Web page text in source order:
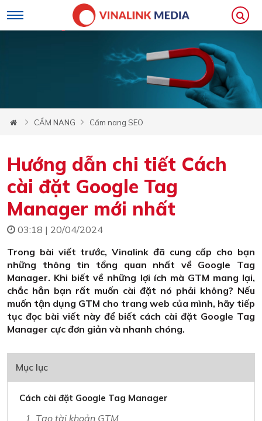
CẨM NANG Cẩm nang SEO
Hướng dẫn chi tiết Cách
cài đặt Google Tag
Manager mới nhất
03:18 | 20/04/2024
Trong bài viết trước, Vinalink đã cung cấp cho bạn
những thông tin tổng quan nhất về Google Tag
Manager. Khi biết về những lợi ích mà GTM mang lại,
chắc hẳn bạn rất muốn cài đặt nó phải không? Nếu
muốn tận dụng GTM cho trang web của mình, hãy tiếp
tục đọc bài viết này để biết cách cài đặt Google Tag
Manager cực đơn giản và nhanh chóng.
Mục lục
Cách cài đặt Google Tag Manager
1. Tạo tài khoản GTM